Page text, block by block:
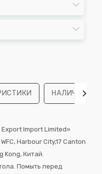
НАЛИЧИЕ
Export Import Limited»
Harbour City,17 Canton
Kong, Китай.
Помыть перед